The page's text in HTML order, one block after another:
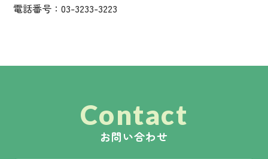
電話番号：03-3233-3223
Contact
お問い合わせ